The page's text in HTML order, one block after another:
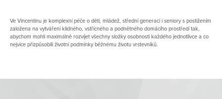
Ve Vincentinu je komplexní péče o děti, mládež, střední generaci i seniory s postižením
založena na vytváření klidného, vstřícného a podnětného domácího prostředí tak,
abychom mohli maximálně rozvíjet všechny složky osobnosti každého jednotlivce a co
nejvíce přizpůsobili životní podmínky běžnému životu vrstevníků.